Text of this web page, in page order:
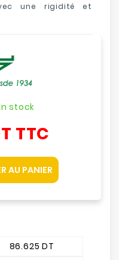
une rigidité et
stock
TTC
AU PANIER
86.625 DT